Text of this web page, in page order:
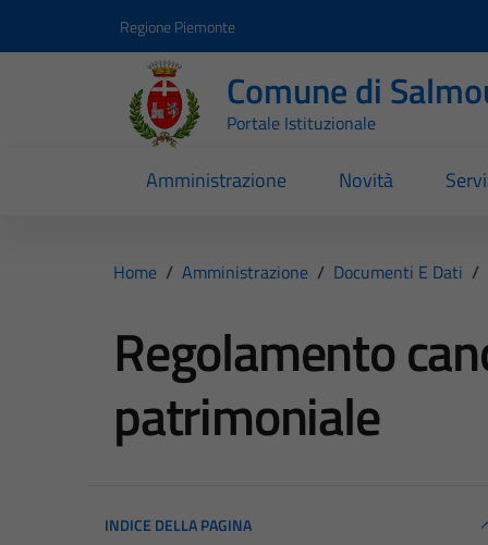
Regione Piemonte
Comune di
Portale Istituzionale
Amministrazione Novità
Home / Amministrazione / Documenti E Dati /
Regolamento
patrimoniale
INDICE DELLA PAGINA